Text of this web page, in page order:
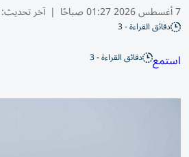
7 أغسطس 2026 01:27 صباحًا | آخر تحديث:
دقائق القراءة - 3
استمع دقائق القراءة - 3